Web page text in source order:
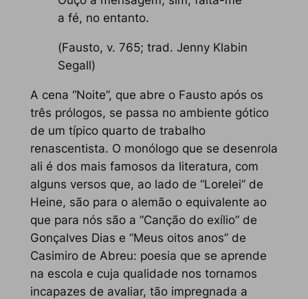
a fé, no entanto.
(Fausto, v. 765; trad. Jenny Klabin
Segall)
A cena “Noite”, que abre o Faustoapós os
três prólogos, se passa no ambiente gótico
de um típico quarto de trabalho
renascentista. O monólogo que se desenrola
ali é dos mais famosos da literatura, com
alguns versos que, ao lado de “Lorelei” de
Heine, são para o alemão o equivalente ao
que para nós são a “Canção do exílio” de
Gonçalves Dias e “Meus oitos anos” de
Casimiro de Abreu: poesia que se aprende
na escola e cuja qualidade nos tornamos
incapazes de avaliar, tão impregnada a